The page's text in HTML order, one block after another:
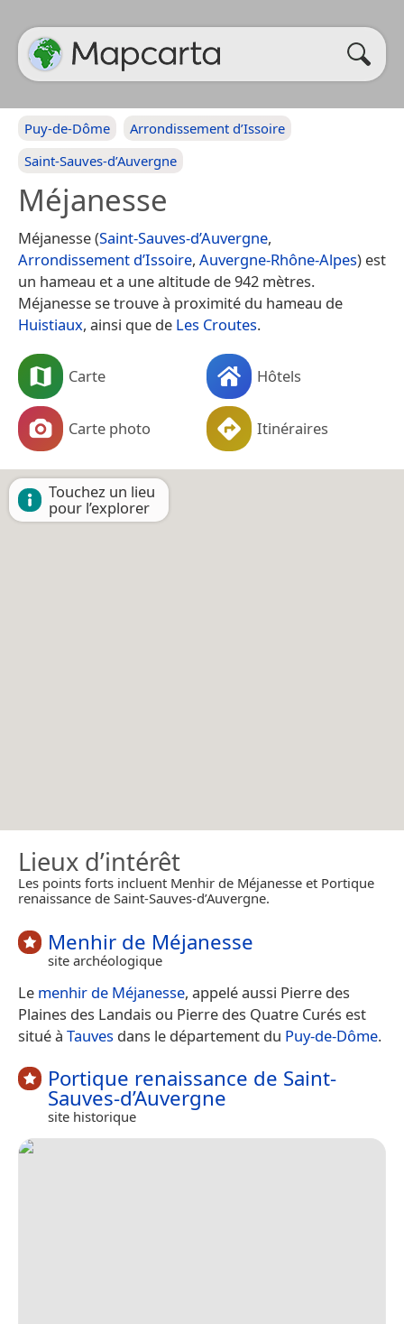
Puy-de-Dôme
Arrondissement d’Issoire
Saint-Sauves-d’Auvergne
Méjanesse
Méjanesse (Saint-Sauves-d’Auvergne,
Arrondissement d’Issoire, Auvergne-Rhône-Alpes) est
un hameau et a une altitude de 942 mètres.
Méjanesse se trouve à proximité du hameau de
Huistiaux, ainsi que de Les Croutes.
Carte Hôtels
Carte photo Itinéraires
Touchez un lieu
pour l’explorer
Lieux d’intérêt
Les points forts incluent Menhir de Méjanesse et Portique
renaissance de Saint-Sauves-d’Auvergne.
Menhir de Méjanesse
site archéologique
Le menhir de Méjanesse, appelé aussi Pierre des
Plaines des Landais ou Pierre des Quatre Curés est
situé à Tauves dans le département du Puy-de-Dôme.
Portique renaissance de Saint-
Sauves-d’Auvergne
site historique